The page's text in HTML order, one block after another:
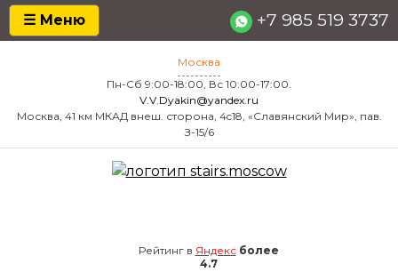
☰ Меню +7 985 519 3737
Москва
Пн-Сб 9:00-18:00, Вс 10:00-17:00.
V.V.Dyakin@yandex.ru
Москва, 41 км МКАД внеш. сторона, 4c18, «Славянский Мир», пав.
З-15/6
Рейтинг в Яндекс более
4.7